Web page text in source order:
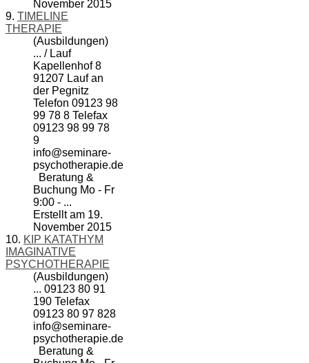
November 2015
9. TIMELINE
THERAPIE
(Ausbildungen)
... / Lauf
Kapellenhof 8
91207 Lauf an
der Pegnitz
Telefon 09123 98
99 78 8 Telefax
09123 98 99 78
9
info@seminare-
psychotherapie.de
Beratung &
Buchung Mo - Fr
9:00 - ...
Erstellt am 19.
November 2015
10. KIP KATATHYM
IMAGINATIVE
PSYCHOTHERAPIE
(Ausbildungen)
... 09123 80 91
190 Telefax
09123 80 97 828
info@seminare-
psychotherapie.de
Beratung &